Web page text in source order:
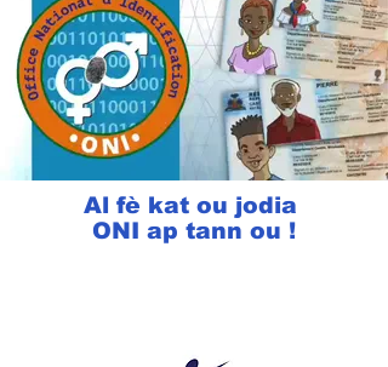
Al fè kat ou jodia
ONI ap tann ou !